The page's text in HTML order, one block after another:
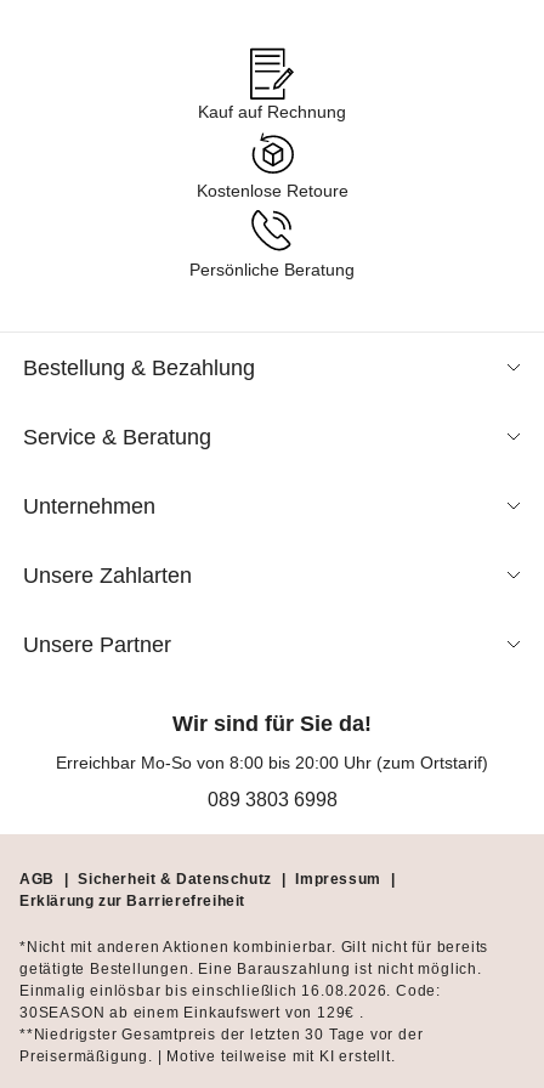
Business über Freizeit & Homewear bis zur Nachtwäsche. Lassen
Sie sich durch unsere Kollektion inspirieren und finden Sie neue
Lieblingsstücke für Ihren Kleiderschrank. Tauchen Sie ein in
unsere Shoppingwelt und lassen Sie sich exklusive Mode
entspannt nach Hause liefern. Wir sind gespannt, was Sie
Kauf auf Rechnung
Kostenlose Retoure
Persönliche Beratung
Bestellung & Bezahlung
Service & Beratung
Unternehmen
Unsere Zahlarten
Unsere Partner
Wir sind für Sie da!
Erreichbar Mo-So von 8:00 bis 20:00 Uhr (zum Ortstarif)
089 3803 6998
AGB Sicherheit & Datenschutz Impressum
Erklärung zur Barrierefreiheit
*Nicht mit anderen Aktionen kombinierbar. Gilt nicht für bereits
getätigte Bestellungen. Eine Barauszahlung ist nicht möglich.
Einmalig einlösbar bis einschließlich 16.08.2026. Code:
30SEASON ab einem Einkaufswert von 129€ .
**Niedrigster Gesamtpreis der letzten 30 Tage vor der
Preisermäßigung. | Motive teilweise mit KI erstellt.